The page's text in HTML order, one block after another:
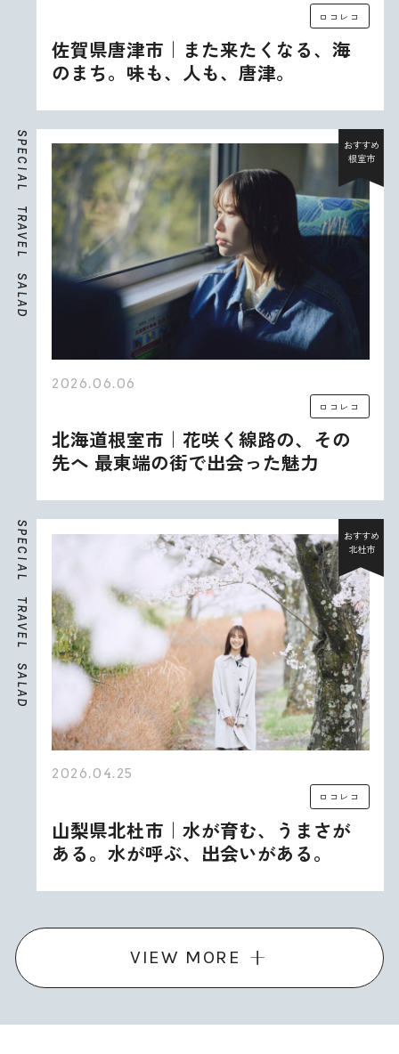
ロコレコ
佐賀県唐津市｜また来たくなる、海
のまち。味も、人も、唐津。
S
P
E
C
I
A
L
T
R
A
V
E
L
S
A
L
A
D
おすすめ
根室市
2026.06.06
ロコレコ
北海道根室市｜花咲く線路の、その
先へ 最東端の街で出会った魅力
S
P
E
C
I
A
L
T
R
A
V
E
L
S
A
L
A
D
おすすめ
北杜市
2026.04.25
ロコレコ
山梨県北杜市｜水が育む、うまさが
ある。水が呼ぶ、出会いがある。
VIEW MORE